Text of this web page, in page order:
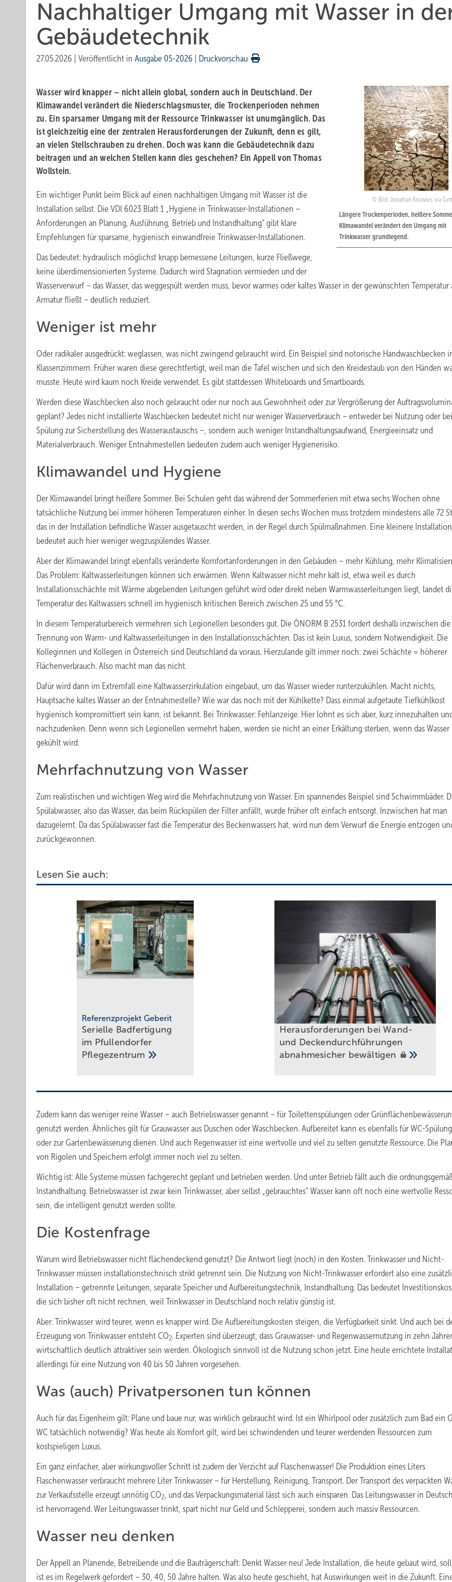
Nachhaltiger Umgang mit Wasser in
Gebäudetechnik
27.05.2026 Veröffentlicht in Ausgabe 05-2026 Druckvorschau
Bild: Jonathan Knowles via
Längere Trockenperioden, heißere
Klimawandel verändert den Umgang mit
Trinkwasser grundlegend.
Wasser wird knapper – nicht allein global, sondern auch in Deutschland. Der
Klimawandel verändert die Niederschlagsmuster, die Trockenperioden nehmen
zu. Ein sparsamer Umgang mit der Ressource Trinkwasser ist unumgänglich. Das
ist gleichzeitig eine der zentralen ­Herausforderungen der Zukunft, denn es gilt,
an vielen Stellschrauben zu drehen. Doch was kann die Gebäudetechnik dazu
beitragen und an welchen Stellen kann dies geschehen? Ein Appell von Thomas
Wollstein.
Ein wichtiger Punkt beim Blick auf einen nachhaltigen Umgang mit Wasser ist die
Installation selbst. Die VDI 6023 Blatt 1 „­Hygiene in Trinkwasser-Installationen –
Anforderungen an Planung, Ausführung, Betrieb und Instandhaltung“ gibt klare
Empfehlungen für sparsame, hygienisch einwandfreie Trinkwasser-Installationen.
Das bedeutet: hydraulisch möglichst knapp bemessene Leitungen, kurze Fließwege,
keine überdimensionierten Systeme. Dadurch wird Stagnation vermieden und der
Wasserverwurf – das Wasser, das weggespült werden muss, bevor warmes oder kaltes Wasser in der gewünschten Temperatur
Armatur fließt – deutlich reduziert.
Weniger ist mehr
Oder radikaler ausgedrückt: weglassen, was nicht zwingend gebraucht wird. Ein Beispiel sind notorische Handwaschbecken
Klassenzimmern. Früher waren diese gerechtfertigt, weil man die Tafel wischen und sich den Kreidestaub von den Händen
musste. Heute wird kaum noch Kreide verwendet. Es gibt stattdessen Whiteboards und Smartboards.
Werden diese Waschbecken also noch gebraucht oder nur noch aus Gewohnheit oder zur Vergrößerung der
geplant? Jedes nicht installierte Waschbecken bedeutet nicht nur weniger Wasserverbrauch – entweder bei Nutzung oder
Spülung zur Sicherstellung des Wasseraustauschs –, sondern auch weniger Instandhaltungsaufwand, Energieeinsatz und
Materialverbrauch. Weniger Entnahmestellen bedeuten zudem auch weniger Hygienerisiko.
Klimawandel und Hygiene
Der Klimawandel bringt heißere Sommer. Bei Schulen geht das während der Sommerferien mit etwa sechs Wochen ohne
tatsächliche Nutzung bei immer höheren Temperaturen einher. In diesen sechs Wochen muss trotzdem mindestens alle 72
das in der Installation befindliche Wasser ausgetauscht werden, in der Regel durch Spülmaßnahmen. Eine kleinere Installation
bedeutet auch hier weniger wegzuspülendes Wasser.
Aber der Klimawandel bringt ebenfalls veränderte Komfortanforderungen in den Gebäuden – mehr Kühlung, mehr
Das Problem: Kaltwasserleitungen können sich erwärmen. Wenn Kaltwasser nicht mehr kalt ist, etwa weil es durch
Installationsschächte mit Wärme abgebenden Leitungen geführt wird oder direkt neben Warmwasserleitungen liegt, landet
Temperatur des Kaltwassers schnell im hygienisch kritischen Bereich zwischen 25 und 55 °C.
In diesem Temperaturbereich vermehren sich Legionellen besonders gut. Die ÖNORM B 2531 fordert deshalb inzwischen
Trennung von Warm- und Kaltwasserleitungen in den Installationsschächten. Das ist kein Luxus, sondern Notwendigkeit. Die
Kolleginnen und Kollegen in Österreich sind Deutschland da voraus. Hierzulande gilt immer noch: zwei Schächte = höherer
Flächenverbrauch. Also macht man das nicht.
Dafür wird dann im Extremfall eine Kaltwasserzirkulation eingebaut, um das Wasser wieder runterzukühlen. Macht nichts,
Hauptsache kaltes Wasser an der Entnahmestelle? Wie war das noch mit der Kühlkette? Dass einmal aufgetaute Tiefkühlkost
hygienisch kompromittiert sein kann, ist bekannt. Bei Trinkwasser: Fehlanzeige. Hier lohnt es sich aber, kurz innezuhalten und
nachzudenken. Denn wenn sich Legionellen vermehrt haben, werden sie nicht an einer Erkältung sterben, wenn das
gekühlt wird.
Mehrfachnutzung von Wasser
Zum realistischen und wichtigen Weg wird die Mehrfachnutzung von Wasser. Ein spannendes Beispiel sind Schwimmbäder.
Spülabwasser, also das Wasser, das beim Rückspülen der Filter anfällt, wurde früher oft einfach entsorgt. Inzwischen hat man
dazugelernt. Da das Spülabwasser fast die Temperatur des Beckenwassers hat, wird nun dem Verwurf die Energie entzogen
zurückgewonnen.
Lesen Sie auch:
Referenzprojekt Geberit
Serielle Badfertigung
im Pful­len­dor­fer
Pfle­ge­zen­trum
Herausforderungen bei Wand-
und Deckendurchführungen
abnahmesicher bewältigen
Zudem kann das weniger reine Wasser – auch Betriebswasser genannt – für Toilettenspülungen oder
genutzt werden. Ähnliches gilt für Grauwasser aus Duschen oder Waschbecken. Aufbereitet kann es ebenfalls für WC-
oder zur Gartenbewässerung dienen. Und auch Regenwasser ist eine wertvolle und viel zu selten genutzte Ressource. Die
von Rigolen und Speichern erfolgt immer noch viel zu selten.
Wichtig ist: Alle Systeme müssen fachgerecht geplant und betrieben werden. Und unter Betrieb fällt auch die
Instandhaltung. Betriebswasser ist zwar kein Trinkwasser, aber selbst „gebrauchtes“ Wasser kann oft noch eine wertvolle
sein, die intelligent genutzt werden sollte.
Die Kostenfrage
Warum wird Betriebswasser nicht flächendeckend genutzt? Die Antwort liegt (noch) in den Kosten. Trinkwasser und Nicht-
Trinkwasser müssen installationstechnisch strikt getrennt sein. Die Nutzung von Nicht-Trinkwasser erfordert also eine
Installation – getrennte Leitungen, separate Speicher und Aufbereitungstechnik, Instandhaltung. Das bedeutet
die sich bisher oft nicht rechnen, weil Trinkwasser in Deutschland noch relativ günstig ist.
Aber: Trinkwasser wird teurer, wenn es knapper wird. Die Aufbereitungskosten steigen, die Verfügbarkeit sinkt. Und auch bei
Erzeugung von Trinkwasser entsteht CO2. Experten sind überzeugt, dass Grauwasser- und Regenwassernutzung in zehn
wirtschaftlich deutlich attraktiver sein werden. Ökologisch sinnvoll ist die Nutzung schon jetzt. Eine heute errichtete
allerdings für eine Nutzung von 40 bis 50 Jahren vorgesehen.
Was (auch) Privatpersonen tun können
Auch für das Eigenheim gilt: Plane und baue nur, was wirklich gebraucht wird. Ist ein Whirlpool oder zusätzlich zum Bad ein
WC tatsächlich notwendig? Was heute als Komfort gilt, wird bei schwindenden und teurer werdenden Ressourcen zum
kostspieligen Luxus.
Ein ganz einfacher, aber wirkungsvoller Schritt ist zudem der Verzicht auf Flaschenwasser! Die Produktion eines Liters
Flaschenwasser verbraucht mehrere Liter Trinkwasser – für Herstellung, Reinigung, Transport. Der Transport des verpackten
zur Verkaufsstelle erzeugt unnötig CO2 , und das Verpackungsmaterial lässt sich auch einsparen. Das Leitungswasser in
ist hervorragend. Wer Leitungswasser trinkt, spart nicht nur Geld und Schlepperei, sondern auch massiv Ressourcen.
Wasser neu denken
Der Appell an Planende, Betreibende und die Bauträgerschaft: Denkt Wasser neu! Jede Installation, die heute gebaut wird,
ist es im Regelwerk gefordert – 30, 40, 50 Jahre halten. Was ­also heute geschieht, hat Auswirkungen weit in die Zukunft.